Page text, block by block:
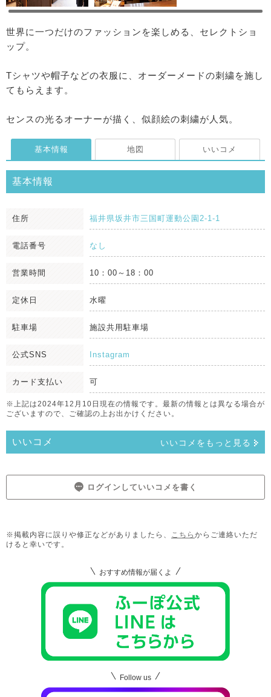
世界に一つだけのファッションを楽しめる、セレクトショ
ップ。
Tシャツや帽子などの衣服に、オーダーメードの刺繍を施し
てもらえます。
センスの光るオーナーが描く、似顔絵の刺繍が人気。
基本情報 地図 いいコメ
基本情報
住所 福井県坂井市三国町運動公園2-1-1
電話番号 なし
営業時間 10：00～18：00
定休日 水曜
駐車場 施設共用駐車場
公式SNS Instagram
カード支払い 可
※上記は2024年12月10日現在の情報です。最新の情報とは異なる場合が
ございますので、ご確認の上お出かけください。
いいコメ いいコメをもっと見る
ログインしていいコメを書く
※掲載内容に誤りや修正などがありましたら、 こちら からご連絡いただ
けると幸いです。
おすすめ情報が届くよ
Follow us